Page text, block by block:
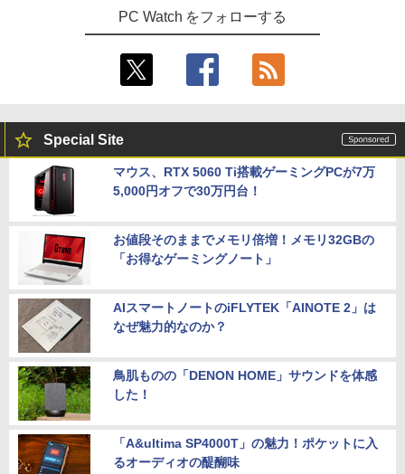
PC Watch をフォローする
Special Site
マウス、RTX 5060 Ti搭載ゲーミングPCが7万
5,000円オフで30万円台！
お値段そのままでメモリ倍増！メモリ32GBの
「お得なゲーミングノート」
AIスマートノートのiFLYTEK「AINOTE 2」は
なぜ魅力的なのか？
鳥肌ものの「DENON HOME」サウンドを体感
した！
「A&ultima SP4000T」の魅力！ポケットに入
るオーディオの醍醐味